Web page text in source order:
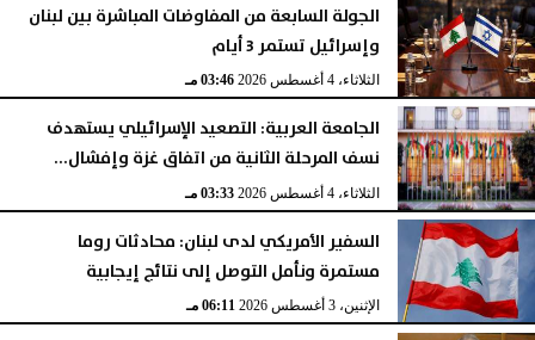
الجولة السابعة من المفاوضات المباشرة بين لبنان
وإسرائيل تستمر 3 أيام
الثلاثاء، 4 أغسطس 2026 03:46 مـ
الجامعة العربية: التصعيد الإسرائيلي يستهدف
نسف المرحلة الثانية من اتفاق غزة وإفشال...
الثلاثاء، 4 أغسطس 2026 03:33 مـ
السفير الأمريكي لدى لبنان: محادثات روما
مستمرة ونأمل التوصل إلى نتائج إيجابية
الإثنين، 3 أغسطس 2026 06:11 مـ